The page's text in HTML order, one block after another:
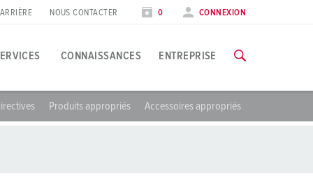
NOUS CONTACTER 0 CONNEXION
CONNAISSANCES ENTREPRISE
Produits appropriés Accessoires appropriés